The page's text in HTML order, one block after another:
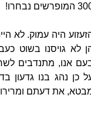
נבחרו!
היה עמוק. לא
לא גויסנו בשוט
אנו, מתנדבים
כן נהג בנו גדעון
את דעתם